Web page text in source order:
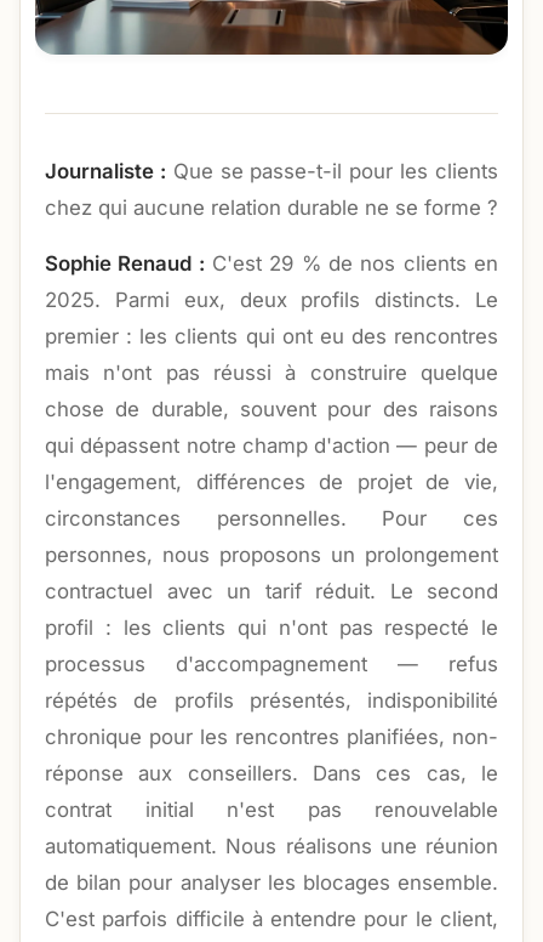
Journaliste : Que se passe-t-il pour les clients
chez qui aucune relation durable ne se forme ?
Sophie Renaud : C'est 29 % de nos clients en
2025. Parmi eux, deux profils distincts. Le
premier : les clients qui ont eu des rencontres
mais n'ont pas réussi à construire quelque
chose de durable, souvent pour des raisons
qui dépassent notre champ d'action — peur de
l'engagement, différences de projet de vie,
circonstances personnelles. Pour ces
personnes, nous proposons un prolongement
contractuel avec un tarif réduit. Le second
profil : les clients qui n'ont pas respecté le
processus d'accompagnement — refus
répétés de profils présentés, indisponibilité
chronique pour les rencontres planifiées, non-
réponse aux conseillers. Dans ces cas, le
contrat initial n'est pas renouvelable
automatiquement. Nous réalisons une réunion
de bilan pour analyser les blocages ensemble.
C'est parfois difficile à entendre pour le client,